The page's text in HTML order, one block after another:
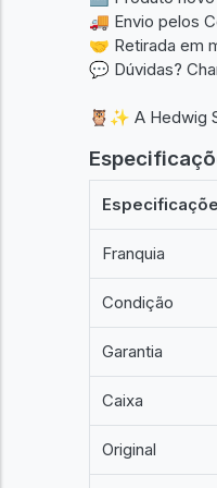
🚚 Envio pelos
🤝 Retirada em
💬 Dúvidas?
🦉✨ A Hedwig
Franquia
Condição
Garantia
Caixa
Original